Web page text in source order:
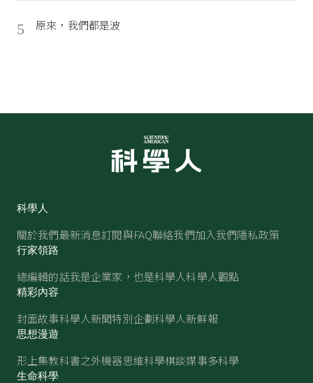
5 原來，我們都是波
科學人
關於我們最新消息訂閱與FAQ聯絡我們加入我們隱私政策
行家領路
總編輯的話我是企業家，也是科學人科學人觀點
精彩內容
封面故事科學人新聞特別企劃科學人新鮮報
思想漫遊
形上集教科書之外機器思維科學棋談媒事多科學
生命科學